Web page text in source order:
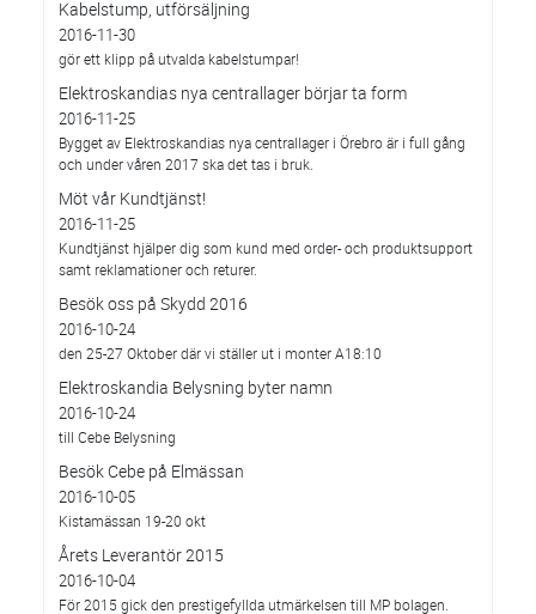
Kabelstump, utförsäljning
2016-11-30
gör ett klipp på utvalda kabelstumpar!
Elektroskandias nya centrallager börjar ta form
2016-11-25
Bygget av Elektroskandias nya centrallager i Örebro är i full gång
och under våren 2017 ska det tas i bruk.
Möt vår Kundtjänst!
2016-11-25
Kundtjänst hjälper dig som kund med order- och produktsupport
samt reklamationer och returer.
Besök oss på Skydd 2016
2016-10-24
den 25-27 Oktober där vi ställer ut i monter A18:10
Elektroskandia Belysning byter namn
2016-10-24
till Cebe Belysning
Besök Cebe på Elmässan
2016-10-05
Kistamässan 19-20 okt
Årets Leverantör 2015
2016-10-04
För 2015 gick den prestigefyllda utmärkelsen till MP bolagen.